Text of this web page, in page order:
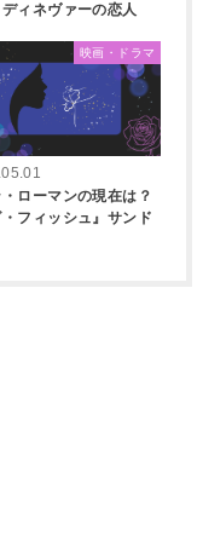
ィネヴァーの恋人
映画・ドラマ
ローマンの現在は？
・フィッシュ』サンド